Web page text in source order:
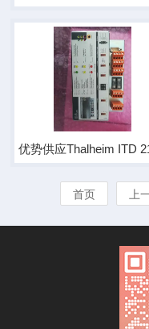
优势供应Thalheim ITD
首页 上